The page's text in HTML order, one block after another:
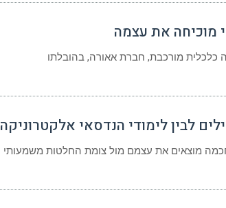
מוכיחה את עצמה
כלכלית מורכבת, חברת אאורה, בהובלתו
לבין לימודי הנדסאי אלקטרוניקה
מוצאים את עצמם מול צומת החלטות משמעותי